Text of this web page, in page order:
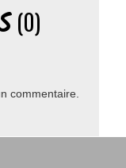
(0)
commentaire.